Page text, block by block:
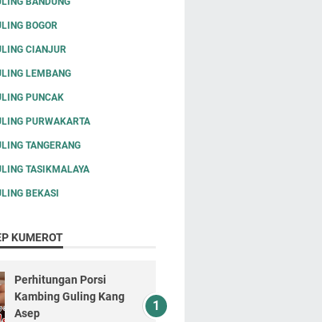
BOGOR
CIANJUR
LEMBANG
PUNCAK
PURWAKARTA
TANGERANG
TASIKMALAYA
BEKASI
KUMEROT
Perhitungan Porsi
Kambing Guling Kang
Asep